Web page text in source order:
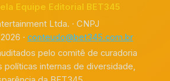
Equipe Editorial BET345
Ltda. · CNPJ
· conteudo@bet345.com.br
pelo comitê de curadoria
políticas internas de diversidade,